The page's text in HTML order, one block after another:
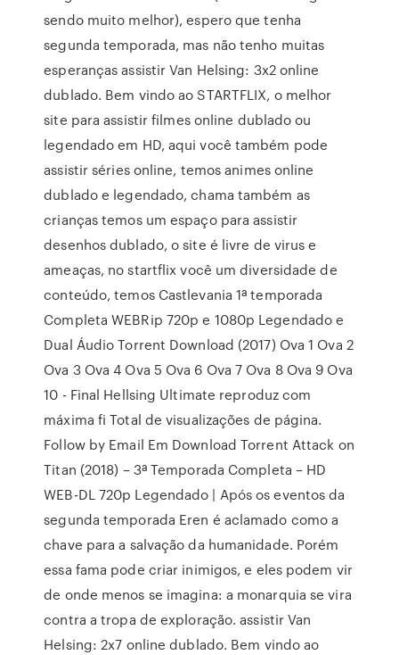
sendo muito melhor), espero que tenha
segunda temporada, mas não tenho muitas
esperanças assistir Van Helsing: 3x2 online
dublado. Bem vindo ao STARTFLIX, o melhor
site para assistir filmes online dublado ou
legendado em HD, aqui você também pode
assistir séries online, temos animes online
dublado e legendado, chama também as
crianças temos um espaço para assistir
desenhos dublado, o site é livre de virus e
ameaças, no startflix você um diversidade de
conteúdo, temos Castlevania 1ª temporada
Completa WEBRip 720p e 1080p Legendado e
Dual Áudio Torrent Download (2017) Ova 1 Ova 2
Ova 3 Ova 4 Ova 5 Ova 6 Ova 7 Ova 8 Ova 9 Ova
10 - Final Hellsing Ultimate reproduz com
máxima fi Total de visualizações de página.
Follow by Email Em Download Torrent Attack on
Titan (2018) – 3ª Temporada Completa – HD
WEB-DL 720p Legendado | Após os eventos da
segunda temporada Eren é aclamado como a
chave para a salvação da humanidade. Porém
essa fama pode criar inimigos, e eles podem vir
de onde menos se imagina: a monarquia se vira
contra a tropa de exploração. assistir Van
Helsing: 2x7 online dublado. Bem vindo ao